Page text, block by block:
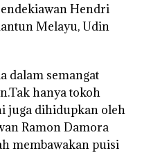
Hendri
Melayu, Udin
dalam semangat
hanya tokoh
juga dihidupkan oleh
Ramon Damora
membawakan puisi